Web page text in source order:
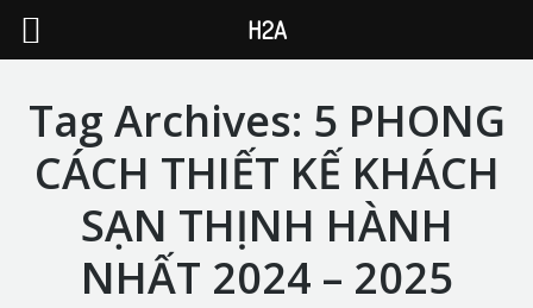
Tag Archives: 5 PHONG
CÁCH THIẾT KẾ KHÁCH
SẠN THỊNH HÀNH
NHẤT 2024 – 2025
H2A